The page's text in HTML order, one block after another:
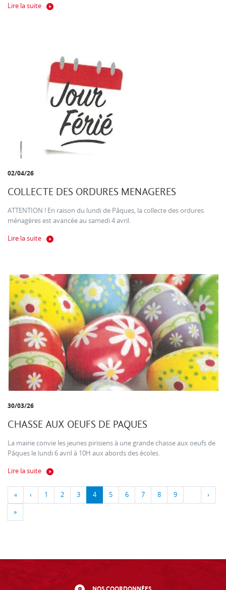
Lire la suite
02/04/26
COLLECTE DES ORDURES MENAGERES
ATTENTION ! En raison du lundi de Pâques, la collecte des ordures
ménagères est avancée au samedi 4 avril.
Lire la suite
30/03/26
CHASSE AUX OEUFS DE PAQUES
La mairie convie les jeunes pirisiens à une grande chasse aux oeufs de
Pâques le lundi 6 avril à 10H aux abords des écoles.
Lire la suite
« ‹ 1 2 3 4 5 6 7 8 9 … ›
»